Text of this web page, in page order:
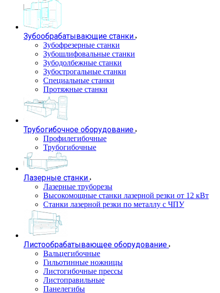
Зубообрабатывающие станки
Зубофрезерные станки
Зубошлифовальные станки
Зубодолбежные станки
Зубострогальные станки
Специальные станки
Протяжные станки
Трубогибочное оборудование
Профилегибочные
Трубогибочные
Лазерные станки
Лазерные труборезы
Высокомощные станки лазерной резки от 12 кВт
Станки лазерной резки по металлу с ЧПУ
Листообрабатывающее оборудование
Вальцегибочные
Гильотинные ножницы
Листогибочные прессы
Листоправильные
Панелегибы